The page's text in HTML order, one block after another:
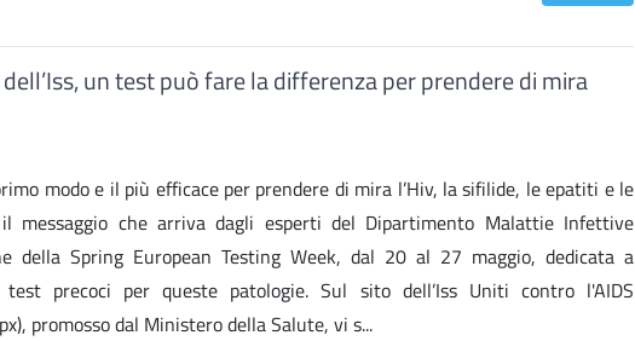
un test può fare la differenza per prendere di mira
modo e il più efficace per prendere di mira l’Hiv, la sifilide, le epatiti e le
messaggio che arriva dagli esperti del Dipartimento Malattie Infettive
della Spring European Testing Week, dal 20 al 27 maggio, dedicata a
precoci per queste patologie. Sul sito dell’Iss Uniti contro l'AIDS
promosso dal Ministero della Salute, vi s...